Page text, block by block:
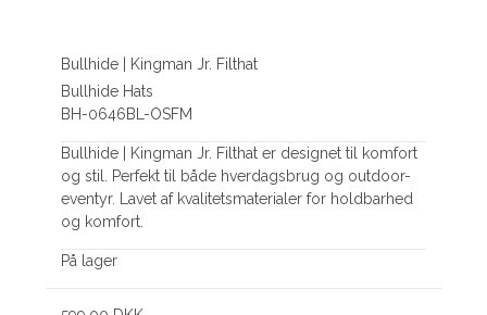
Bullhide | Kingman Jr. Filthat
Bullhide Hats
BH-0646BL-OSFM
Bullhide | Kingman Jr. Filthat er designet til komfort
og stil. Perfekt til både hverdagsbrug og outdoor-
eventyr. Lavet af kvalitetsmaterialer for holdbarhed
og komfort.
På lager